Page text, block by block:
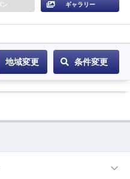
ン ギャラリー
地域変更 条件変更